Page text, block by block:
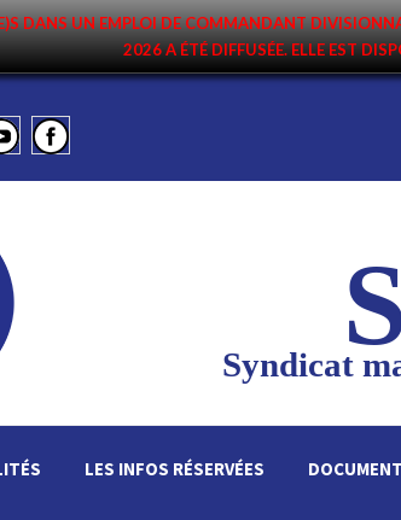
DANS UN EMPLOI DE COMMANDANT
2026 A ÉTÉ DIFFUSÉE. ELLE EST
Syndicat
LES INFOS RÉSERVÉES